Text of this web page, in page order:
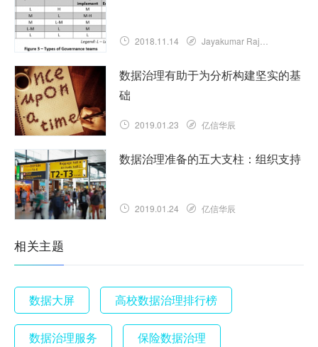
2018.11.14 Jayakumar Rajaretnam
数据治理有助于为分析构建坚实的基
础
2019.01.23 亿信华辰
数据治理准备的五大支柱：组织支持
2019.01.24 亿信华辰
相关主题
数据大屏 高校数据治理排行榜
数据治理服务 保险数据治理